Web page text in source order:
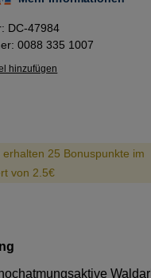
DC-47984
0088 335 1007
hinzufügen
erhalten 25 Bonuspunkte im
von 2.5€